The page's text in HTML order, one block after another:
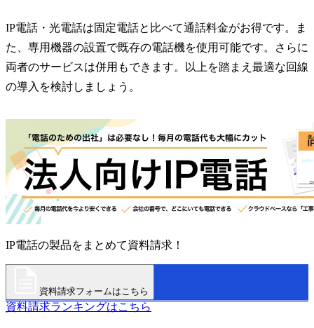
IP電話・光電話は固定電話と比べて通話料金がお得です。ま
た、専用機器の設置で既存の電話機を使用可能です。さらに
両者のサービスは併用もできます。以上を踏まえ最適な回線
の導入を検討しましょう。
IP電話の製品をまとめて資料請求！
資料請求フォームはこちら
資料請求ランキングはこちら